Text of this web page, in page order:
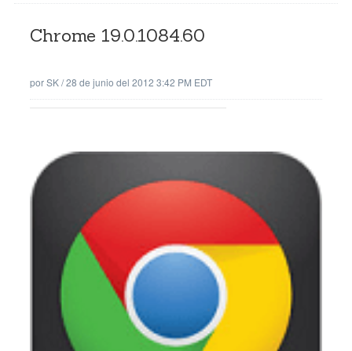
Chrome 19.0.1084.60
porSK/28 de junio del 2012 3:42 PM EDT